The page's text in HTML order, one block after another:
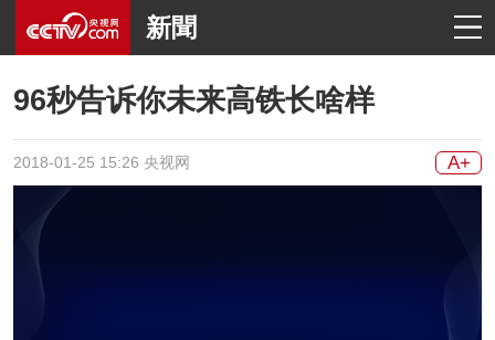
新聞
96秒告诉你未来高铁长啥样
2018-01-25 15:26 央视网 A+